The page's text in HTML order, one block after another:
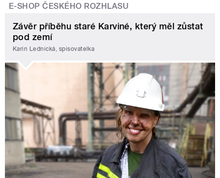
E-SHOP ČESKÉHO ROZHLASU
Závěr příběhu staré Karviné, který měl zůstat
pod zemí
Karin Lednická, spisovatelka